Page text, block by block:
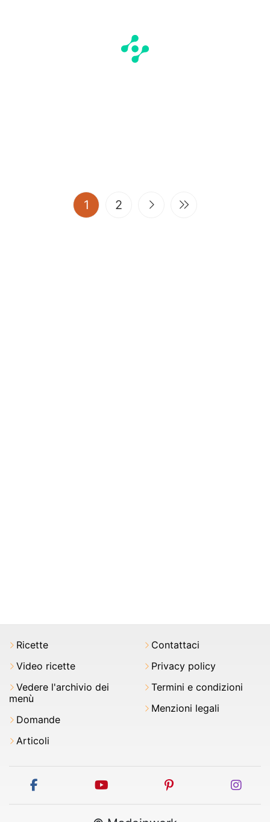
1 (current)
2
Ricette
Video ricette
Vedere l'archivio dei
menù
Domande
Articoli
Contattaci
Privacy policy
Termini e condizioni
Menzioni legali
facebook youtube pinterest